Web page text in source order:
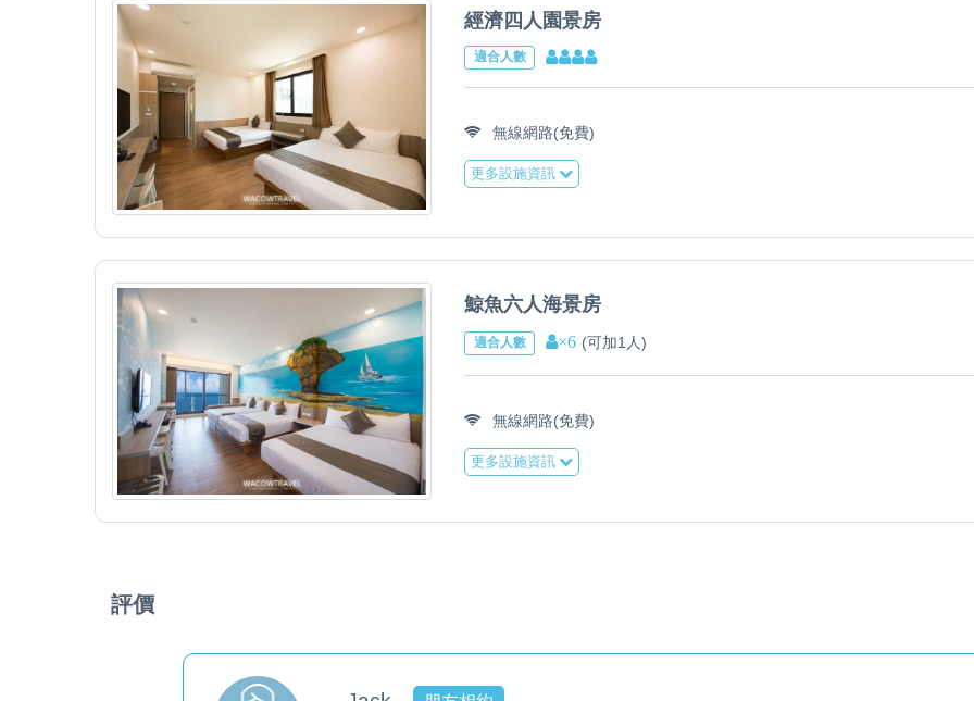
經濟四人園景房
適合人數
無線網路(免費)
更多設施資訊
鯨魚六人海景房
適合人數 ×6 (可加1人)
無線網路(免費)
更多設施資訊
評價